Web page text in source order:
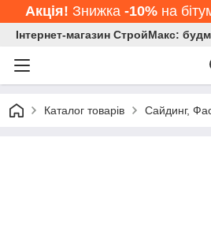
Акція! Знижка -10%на
Інтернет-магазин СтройМакс:
Каталог товарів Сайдинг,